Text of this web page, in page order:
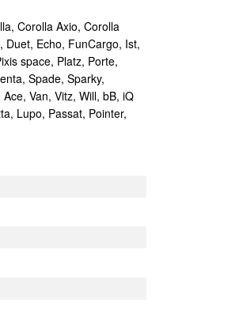
Corolla Axio, Corolla
Duet, Echo, FunCargo, Ist,
space, Platz, Porte,
Spade, Sparky,
Van, Vitz, Will, bB, iQ
Lupo, Passat, Pointer,